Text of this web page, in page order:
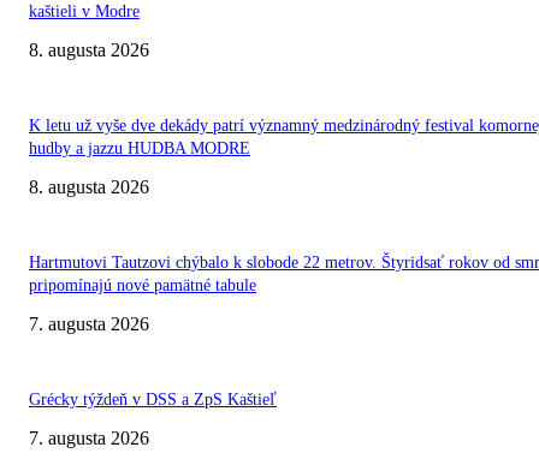
kaštieli v Modre
8. augusta 2026
K letu už vyše dve dekády patrí významný medzinárodný festival
hudby a jazzu HUDBA MODRE
8. augusta 2026
Hartmutovi Tautzovi chýbalo k slobode 22 metrov. Štyridsať rokov od
pripomínajú nové pamätné tabule
7. augusta 2026
Grécky týždeň v DSS a ZpS Kaštieľ
7. augusta 2026